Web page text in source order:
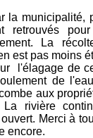
la municipalité,
retrouvés
La
est pas moins
l'élagage de
de
aux
rivière
Merci à
encore.